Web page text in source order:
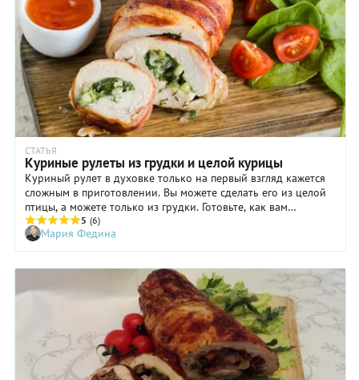
СТАТЬЯ
Куриные рулеты из грудки и целой курицы
Куриный рулет в духовке только на первый взгляд кажется
сложным в приготовлении. Вы можете сделать его из целой
птицы, а можете только из грудки. Готовьте, как вам
нравится: с сухофруктами или грибами, с брусничным
соусом или в беконе. Запекайте домашний куриный рулет в
духовке и добавляйте получившееся блюдо в копилку
новогодних и праздничных рецептов.
5 (6)
Мария Федина